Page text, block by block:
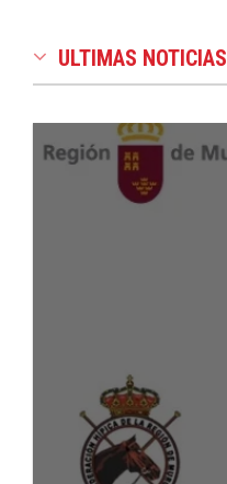
ULTIMAS NOTICIAS